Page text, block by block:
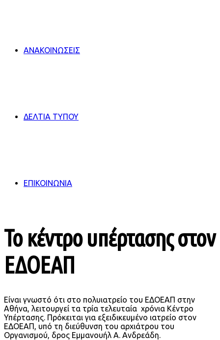
ΑΝΑΚΟΙΝΩΣΕΙΣ
ΔΕΛΤΙΑ ΤΥΠΟΥ
ΕΠΙΚΟΙΝΩΝΙΑ
Το κέντρο υπέρτασης στον
ΕΔΟΕΑΠ
Είναι γνωστό ότι στο πολυιατρείο του ΕΔΟΕΑΠ στην
Αθήνα, λειτουργεί τα τρία τελευταία χρόνια Κέντρο
Υπέρτασης. Πρόκειται για εξειδικευμένο ιατρείο στον
ΕΔΟΕΑΠ, υπό τη διεύθυνση του αρχιάτρου του
Οργανισμού, δρος Εμμανουήλ Α. Ανδρεάδη.